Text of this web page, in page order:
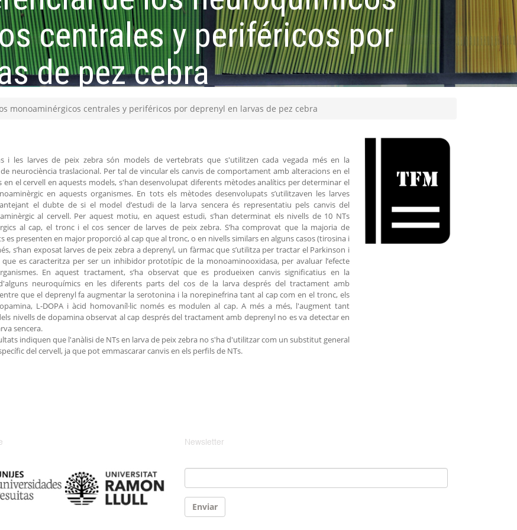
centrales y periféricos por
de pez cebra
monoaminérgicos centrales y periféricos por deprenyl en larvas de pez cebra
i les larves de peix zebra són models de vertebrats que s'utilitzen cada vegada més en la
neurociència traslacional. Per tal de vincular els canvis de comportament amb alteracions en el
en el cervell en aquests models, s'han desenvolupat diferents mètodes analítics per determinar el
en aquests organismes. En tots els mètodes desenvolupats s’utilitzaven les larves
el dubte de si el model d’estudi de la larva sencera és representatiu pels canvis del
al cervell. Per aquest motiu, en aquest estudi, s’han determinat els nivells de 10 NTs
al cap, el tronc i el cos sencer de larves de peix zebra. S’ha comprovat que la majoria de
es presenten en major proporció al cap que al tronc, o en nivells similars en alguns casos (tirosina i
s’han exposat larves de peix zebra a deprenyl, un fàrmac que s’utilitza per tractar el Parkinson i
que es caracteritza per ser un inhibidor prototípic de la monoaminooxidasa, per avaluar l’efecte
En aquest tractament, s’ha observat que es produeixen canvis significatius en la
neuroquímics en les diferents parts del cos de la larva després del tractament amb
que el deprenyl fa augmentar la serotonina i la norepinefrina tant al cap com en el tronc, els
L-DOPA i àcid homovaníl·lic només es modulen al cap. A més a més, l'augment tant
nivells de dopamina observat al cap després del tractament amb deprenyl no es va detectar en
sencera.
indiquen que l'anàlisi de NTs en larva de peix zebra no s'ha d'utilitzar com un substitut general
del cervell, ja que pot emmascarar canvis en els perfils de NTs.
Newsletter
Email
Enviar